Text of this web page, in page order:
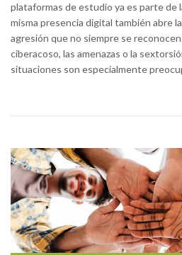
plataformas de estudio ya es parte de
misma presencia digital también abre
agresión que no siempre se
ciberacoso, las amenazas o la
situaciones son especialmente